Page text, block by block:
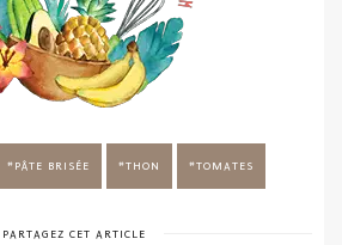
PÂTE BRISÉE THON TOMATES
PARTAGEZ CET ARTICLE